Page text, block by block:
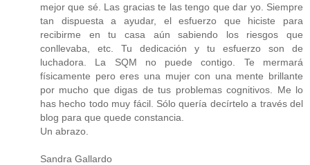
mejor que sé. Las gracias te las tengo que dar yo. Siempre
tan dispuesta a ayudar, el esfuerzo que hiciste para
recibirme en tu casa aún sabiendo los riesgos que
conllevaba, etc. Tu dedicación y tu esfuerzo son de
luchadora. La SQM no puede contigo. Te mermará
físicamente pero eres una mujer con una mente brillante
por mucho que digas de tus problemas cognitivos. Me lo
has hecho todo muy fácil. Sólo quería decírtelo a través del
blog para que quede constancia.
Un abrazo.
Sandra Gallardo